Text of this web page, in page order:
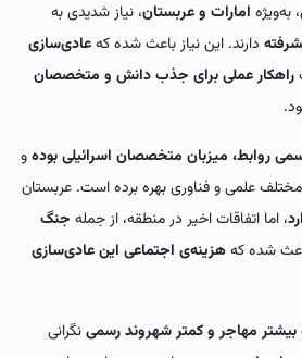
امارات و عربستان، نیاز شدیدی به
دارند. این نیاز باعث شده کهعادی‌سازی
راهکار عملی برای جذب دانش و متخصصان
روابط، میزبان متخصصان اسرائیلی بودهو
مختلف علمی و فناوری بهره برده است. عربستان
، اما اتفاقات اخیر در منطقه، از جمله جنگ
شده کههزینه‌ی اجتماعی این عادی‌سازی
بیشتر مهاجر و کمتر شهروند رسمینگرانی